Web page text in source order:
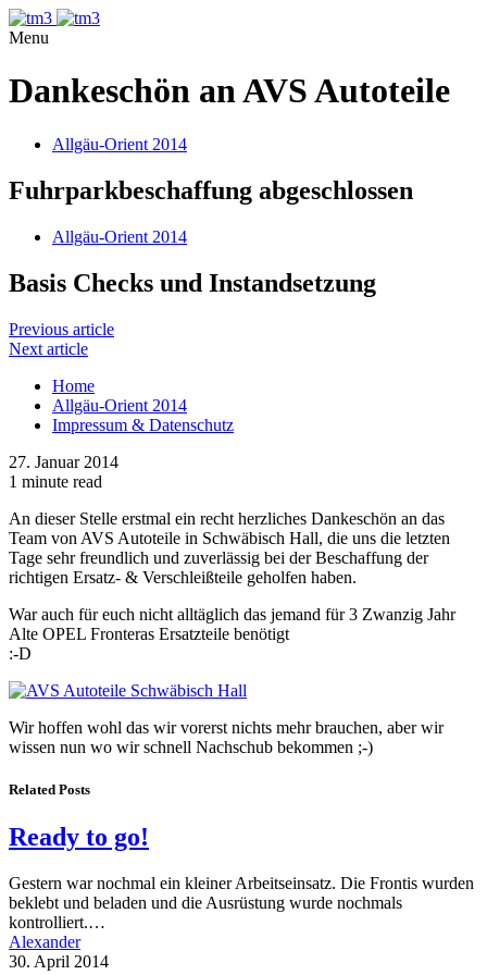
Menu
Dankeschön an AVS Autoteile
Allgäu-Orient 2014
Fuhrparkbeschaffung abgeschlossen
Allgäu-Orient 2014
Basis Checks und Instandsetzung
Previous article
Next article
Home
Allgäu-Orient 2014
Impressum & Datenschutz
27. Januar 2014
1 minute read
An dieser Stelle erstmal ein recht herzliches Dankeschön an das
Team von AVS Autoteile in Schwäbisch Hall, die uns die letzten
Tage sehr freundlich und zuverlässig bei der Beschaffung der
richtigen Ersatz- & Verschleißteile geholfen haben.
War auch für euch nicht alltäglich das jemand für 3 Zwanzig Jahr
Alte OPEL Fronteras Ersatzteile benötigt
:-D
Wir hoffen wohl das wir vorerst nichts mehr brauchen, aber wir
wissen nun wo wir schnell Nachschub bekommen ;-)
Related Posts
Ready to go!
Gestern war nochmal ein kleiner Arbeitseinsatz. Die Frontis wurden
beklebt und beladen und die Ausrüstung wurde nochmals
kontrolliert.…
Alexander
30. April 2014